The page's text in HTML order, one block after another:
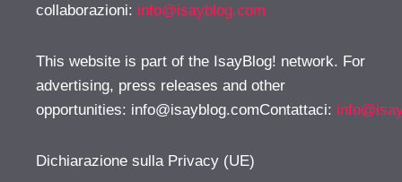
collaborazioni: info@isayblog.com
This website is part of the IsayBlog! network. For
advertising, press releases and other
opportunities: info@isayblog.comContattaci:
Dichiarazione sulla Privacy (UE)